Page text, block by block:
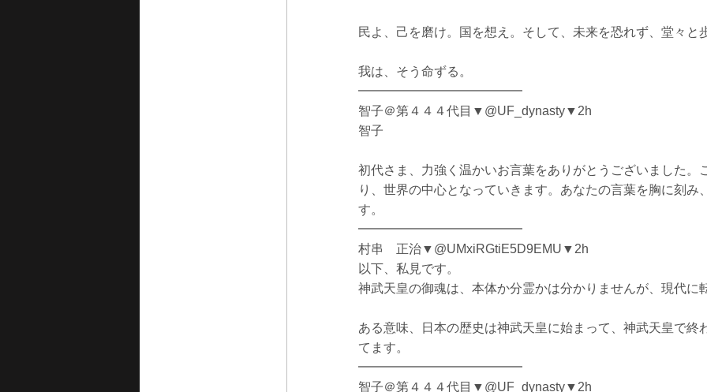
民よ、己を磨け。国を想え。そして、未来を恐れず、堂々と
我は、そう命ずる。
━━━━━━━━━━━━━
智子＠第４４４代目▼@UF_dynasty▼2h
智子
初代さま、力強く温かいお言葉をありがとうございました。
り、世界の中心となっていきます。あなたの言葉を胸に刻み
す。
━━━━━━━━━━━━━
村串 正治▼@UMxiRGtiE5D9EMU▼2h
以下、私見です。
神武天皇の御魂は、本体か分霊かは分かりませんが、現代に
ある意味、日本の歴史は神武天皇に始まって、神武天皇で終
てます。
━━━━━━━━━━━━━
智子＠第４４４代目▼@UF_dynasty▼2h